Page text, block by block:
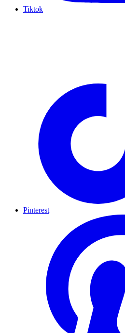
Tiktok
Pinterest